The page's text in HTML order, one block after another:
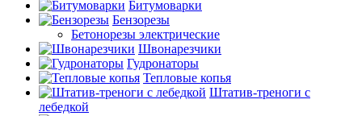
Битумоварки
Бензорезы
Бетонорезы электрические
Швонарезчики
Гудронаторы
Тепловые копья
Штатив-треноги с
лебедкой